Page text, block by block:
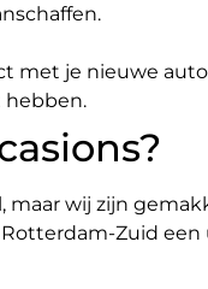
met je nieuwe
hebben.
maar wij zijn
Zuid